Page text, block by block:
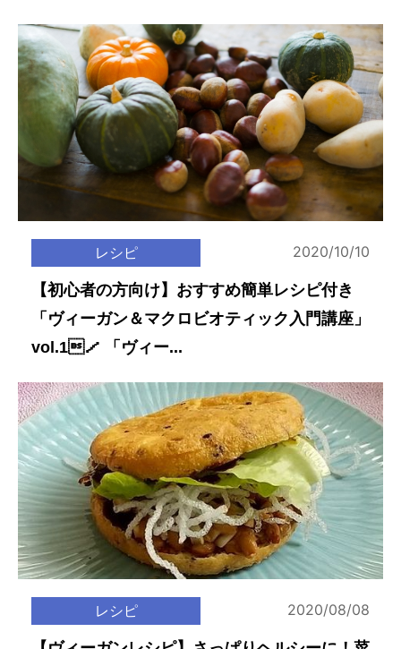
レシピ 2020/10/10
【初心者の方向け】おすすめ簡単レシピ付き
「ヴィーガン＆マクロビオティック入門講座」
vol.1／ 「ヴィー...
レシピ 2020/08/08